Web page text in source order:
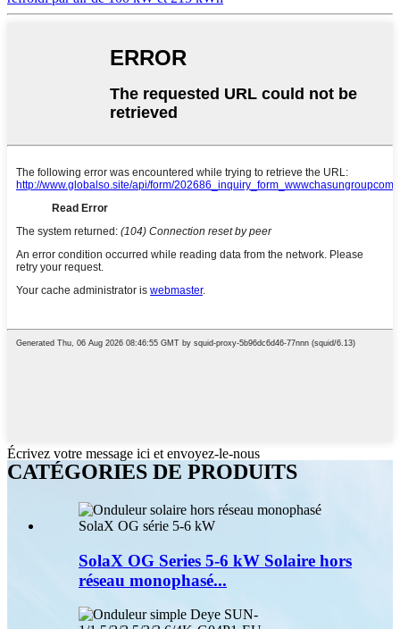
Écrivez votre message ici et envoyez-le-nous
CATÉGORIES DE PRODUITS
SolaX OG Series 5-6 kW Solaire hors
réseau monophasé...